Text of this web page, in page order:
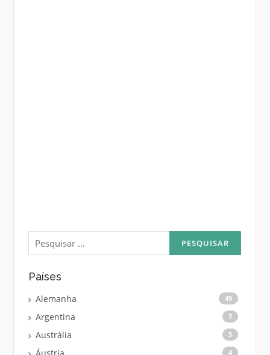
Pesquisar
por:
Países
Alemanha 49
Argentina 7
Austrália 5
4